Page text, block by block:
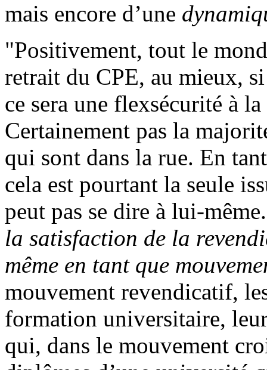
mais encore d’une
"Positivement, tout le
retrait du CPE, au mieux,
ce sera une flexsécurité à
Certainement pas la
qui sont dans la rue. En
cela est pourtant la seule
peut pas se dire à lui-
la satisfaction de la
même en tant que
mouvement revendicatif,
formation universitaire,
qui, dans le mouvement